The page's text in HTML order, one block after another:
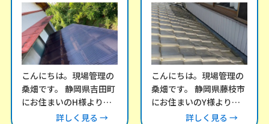
その他のリフォーム工事
外構工事
こんにちは。現場管理の
桑畑です。 静岡県吉田町
にお住まいのH様より、
「風が強い日にカーポー
詳しく見る →
こんにちは。現場管理の
桑畑です。 静岡県藤枝市
にお住まいのY様より、
雨漏りについてお問い合
詳しく見る →